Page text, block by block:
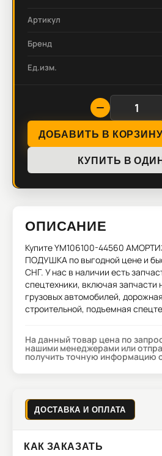
Артикул
Бренд
Ед.изм.
ДОБАВИТЬ В КОРЗИНУ
КУПИТЬ В
ОПИСАНИЕ
КупитеYM106100-44560
ПОДУШКА по выгодной цене и
СНГ. У нас в наличии есть
спецтехники, включая запчасти
грузовых автомобилей,
строительной, подъемная
На данный товар цена по
нашими менеджерами или
получить точную информацию
ДОСТАВКА И ОПЛАТА
КАК ЗАКАЗАТЬ